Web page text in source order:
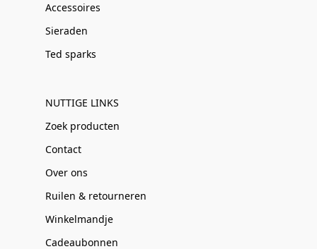
Accessoires
Sieraden
Ted sparks
NUTTIGE LINKS
Zoek producten
Contact
Over ons
Ruilen & retourneren
Winkelmandje
Cadeaubonnen